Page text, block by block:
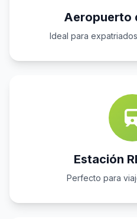
Aeropuerto
Ideal para
Estación
Perfecto para